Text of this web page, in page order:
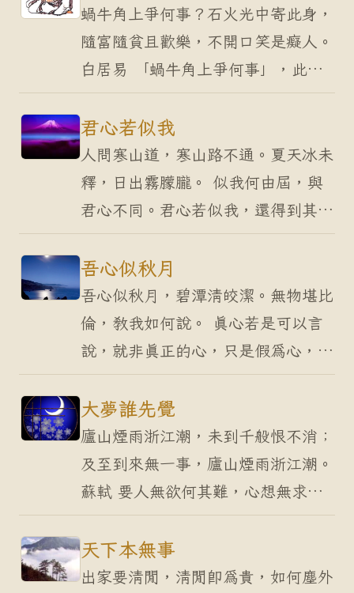
常忽略了現在，…
蝸牛角上爭何事？石火光中寄此身，
隨富隨貧且歡樂，不開口笑是癡人。
白居易 「蝸牛角上爭何事」，此句
言事。蝸牛喻人，寄生天地之間，實
為渺小而微不足道，卻為的一點利
益，彼此爭執不休，如…
君心若似我
人問寒山道，寒山路不通。夏天冰未
釋，日出霧朦朧。 似我何由屆，與
君心不同。君心若似我，還得到其
中。 人問寒山道，寒山路不通。 寒
山是得道的禪師，又傳說他是文殊菩
薩的化身。所以有人要…
吾心似秋月
吾心似秋月，碧潭清皎潔。無物堪比
倫，教我如何說。 真心若是可以言
說，就非真正的心，只是假為心，強
名為說呀！讓我寒山假借萬物來比喻
吧！ 吾心似秋月，碧潭清皎潔。 我
的心！猶如天上的秋…
大夢誰先覺
廬山煙雨浙江潮，未到千般恨不消；
及至到來無一事，廬山煙雨浙江潮。
蘇軾 要人無欲何其難，心想無求日
出西。世人夢想一切，卻又失落一
切；期盼所願，但又失望所願。 廬
山煙雨是奇景，浙江…
天下本無事
出家要清閒，清閒即為貴，如何塵外